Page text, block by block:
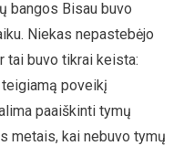
bangos Bisau buvo
Niekas nepastebėjo
tai buvo tikrai keista:
poveikį
paaiškinti tymų
metais, kai nebuvo tymų